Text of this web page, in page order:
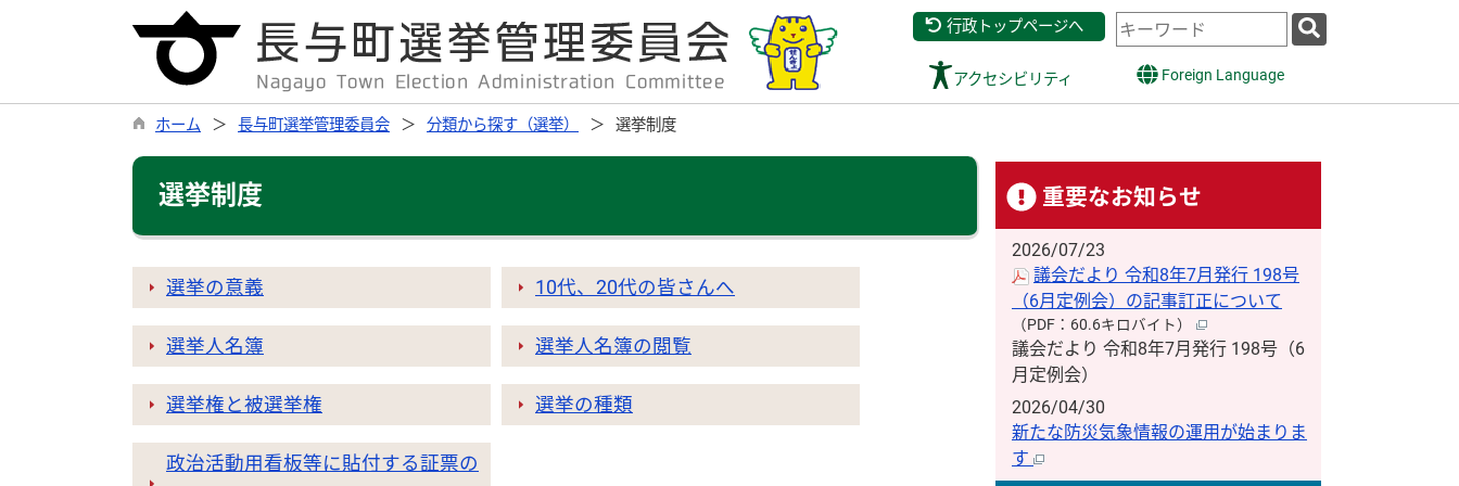
行政トップページへ
検
索
ド
アクセシビリティ Foreign Language
ホーム 長与町選挙管理委員会 分類から探す（選挙） 選挙制度
選挙制度
選挙の意義 10代、20代の皆さんへ
選挙人名簿 選挙人名簿の閲覧
選挙権と被選挙権 選挙の種類
政治活動用看板等に貼付する証票の
重要なお知らせ
2026/07/23
議会だより 令和8年7月発行 198号
（6月定例会）の記事訂正について
（PDF：60.6キロバイト）
議会だより 令和8年7月発行 198号（6
月定例会）
2026/04/30
新たな防災気象情報の運用が始まりま
す